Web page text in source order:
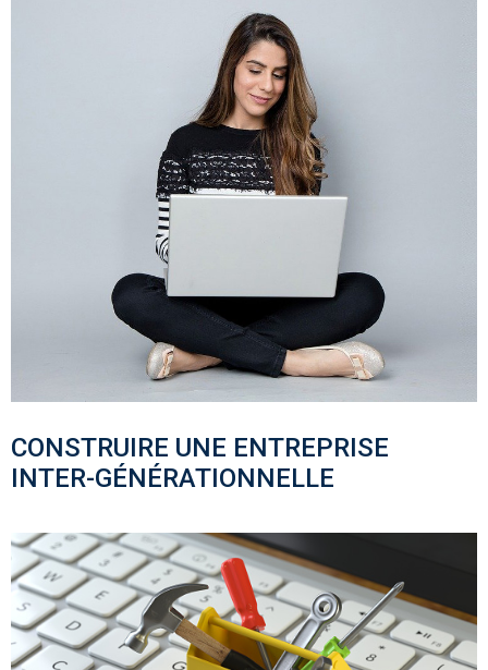
CONSTRUIRE UNE ENTREPRISE
INTER-GÉNÉRATIONNELLE